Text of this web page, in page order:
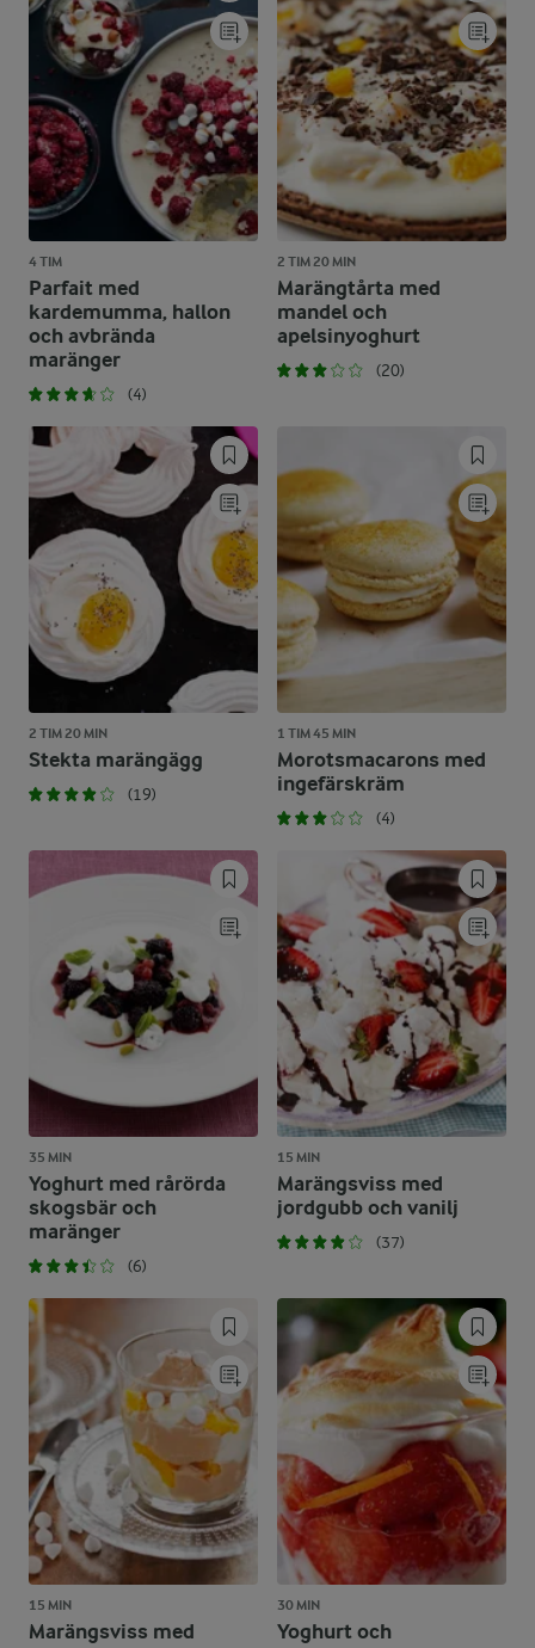
4 TIM
Parfait med
kardemumma, hallon
och avbrända
maränger
(4)
2 TIM 20 MIN
Marängtårta med
mandel och
apelsinyoghurt
(20)
2 TIM 20 MIN
Stekta marängägg
(19)
1 TIM 45 MIN
Morotsmacarons med
ingefärskräm
(4)
35 MIN
Yoghurt med rårörda
skogsbär och
maränger
(6)
15 MIN
Marängsviss med
jordgubb och vanilj
(37)
15 MIN
Marängsviss med
30 MIN
Yoghurt och